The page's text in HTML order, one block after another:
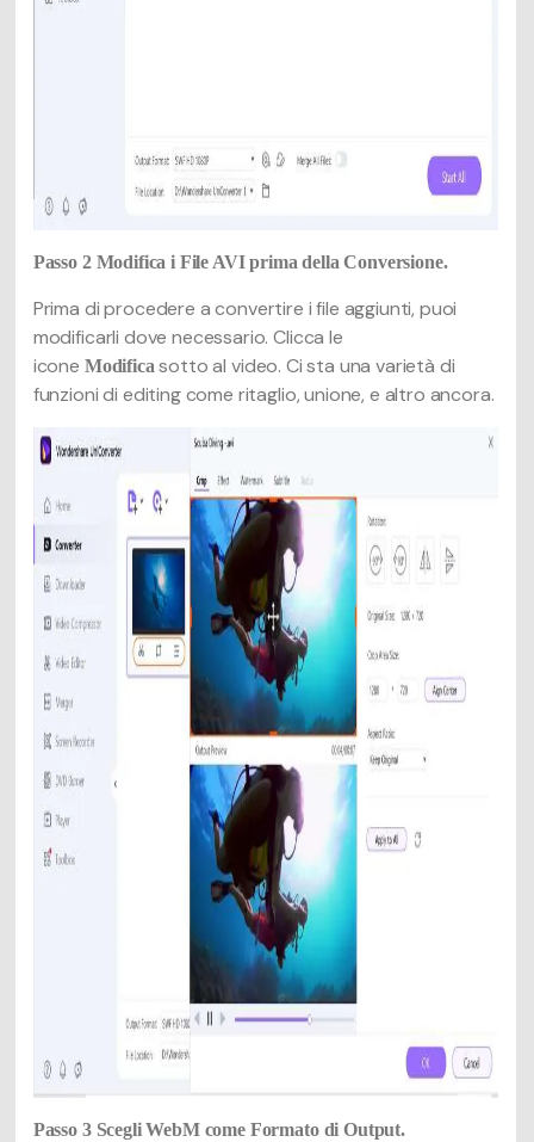
Passo 2 Modifica i File AVI prima della Conversione.
Prima di procedere a convertire i file aggiunti, puoi
modificarli dove necessario. Clicca le
icone Modifica sotto al video. Ci sta una varietà di
funzioni di editing come ritaglio, unione, e altro ancora.
Passo 3 Scegli WebM come Formato di Output.